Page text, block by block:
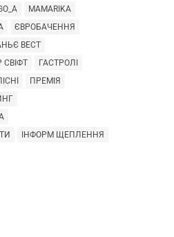
MAMARIKA
ЄВРОБАЧЕННЯ
ВЕСТ
СВІФТ
ГАСТРОЛІ
ПРЕМІЯ
ІНФОРМ ЩЕПЛЕННЯ